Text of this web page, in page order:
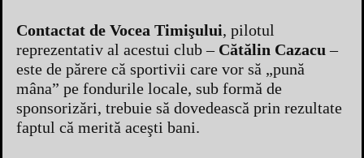
Contactat de Vocea Timişului, pilotul
reprezentativ al acestui club –Cătălin Cazacu –
este de părere că sportivii care vor să „pună
mâna” pe fondurile locale, sub formă de
sponsorizări, trebuie să dovedească prin rezultate
faptul că merită aceşti bani.